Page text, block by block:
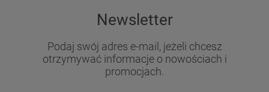
Newsletter
Podaj swój adres e-mail, jeżeli chcesz
otrzymywać informacje o nowościach i
promocjach.